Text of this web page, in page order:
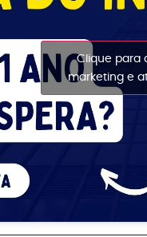
Clique para
marketing e